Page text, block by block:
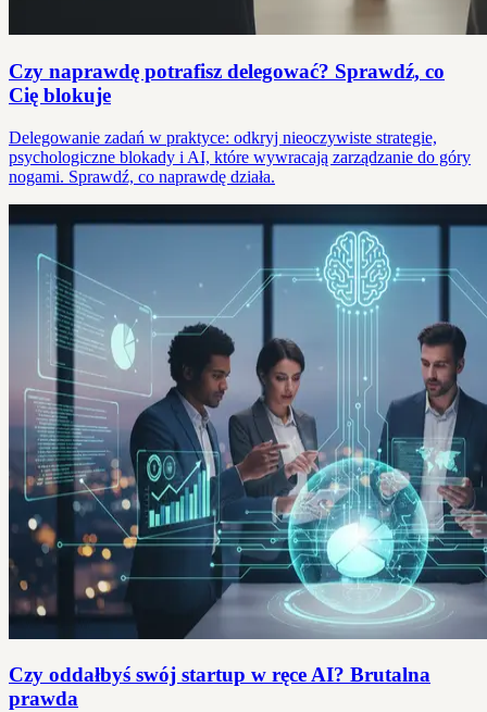
Czy naprawdę potrafisz delegować? Sprawdź, co
Cię blokuje
Delegowanie zadań w praktyce: odkryj nieoczywiste strategie,
psychologiczne blokady i AI, które wywracają zarządzanie do góry
nogami. Sprawdź, co naprawdę działa.
Czy oddałbyś swój startup w ręce AI? Brutalna
prawda